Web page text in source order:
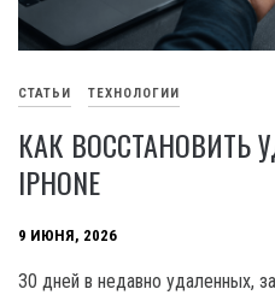
СТАТЬИ ТЕХНОЛОГИИ
КАК ВОССТАНОВИТЬ
IPHONE
9 ИЮНЯ, 2026
30 дней в недавно удаленных,